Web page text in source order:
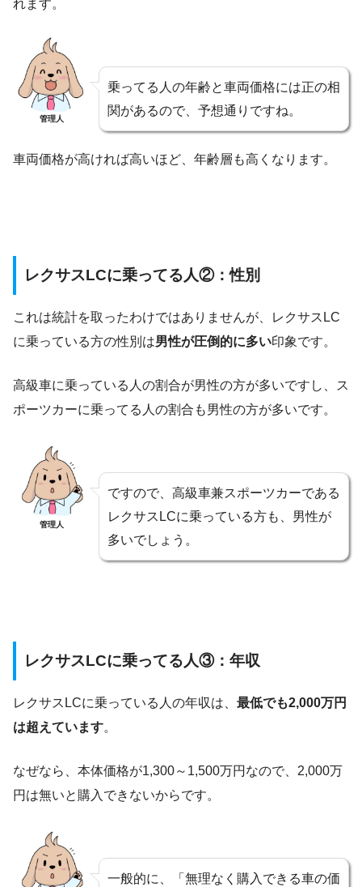
れます。
管理人
乗ってる人の年齢と車両価格には正の相
関があるので、予想通りですね。
車両価格が高ければ高いほど、年齢層も高くなります。
レクサスLCに乗ってる人②：性別
これは統計を取ったわけではありませんが、レクサスLC
に乗っている方の性別は男性が圧倒的に多い印象です。
高級車に乗っている人の割合が男性の方が多いですし、ス
ポーツカーに乗ってる人の割合も男性の方が多いです。
管理人
ですので、高級車兼スポーツカーである
レクサスLCに乗っている方も、男性が
多いでしょう。
レクサスLCに乗ってる人③：年収
レクサスLCに乗っている人の年収は、 最低でも2,000万円
は超えています。
なぜなら、本体価格が1,300～1,500万円なので、2,000万
円は無いと購入できないからです。
一般的に、「無理なく購入できる車の価